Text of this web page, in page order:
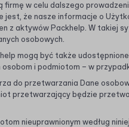
firmę w celu dalszego
że nasze informacje o
z aktywów Packhelp. W takiej
osobowych.
mogą być także
i podmiotom – w
do przetwarzania Dane
przetwarzający będzie
nieuprawnionym według